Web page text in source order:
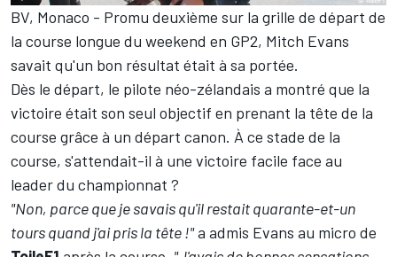
BV, Monaco - Promu deuxième sur la grille de départ de
la course longue du weekend en GP2, Mitch Evans
savait qu'un bon résultat était à sa portée.
Dès le départ, le pilote néo-zélandais a montré que la
victoire était son seul objectif en prenant la tête de la
course grâce à un départ canon. À ce stade de la
course, s'attendait-il à une victoire facile face au
leader du championnat ?
"Non, parce que je savais qu'il restait quarante-et-un
tours quand j'ai pris la tête !"a admis Evans au micro de